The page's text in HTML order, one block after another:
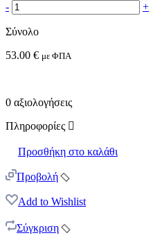
- +
Σύνολο
53.00 € με ΦΠΑ
0 αξιολογήσεις
Πληροφορίες
Προσθήκη στο καλάθι
Προβολή
Add to Wishlist
Σύγκριση